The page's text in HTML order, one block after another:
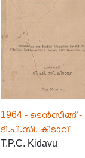
1964 - ടെൻസിങ്ങ് -
ടി.പി.സി. കിടാവ്
T.P.C. Kidavu